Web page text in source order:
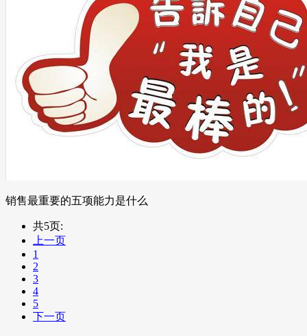
销售最重要的五项能力是什么
共5页:
上一页
1
2
3
4
5
下一页